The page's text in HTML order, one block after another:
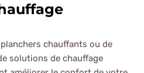
chauffants ou de
solutions de chauffage